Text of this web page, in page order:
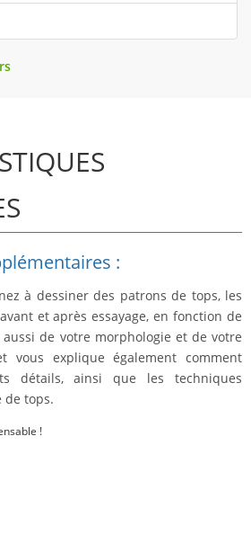
:
à dessiner des patrons de tops, les
et après essayage, en fonction de
de votre morphologie et de votre
vous explique également comment
détails, ainsi que les techniques
de tops.
!